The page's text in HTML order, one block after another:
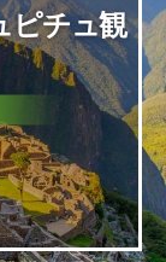
ピチュ観